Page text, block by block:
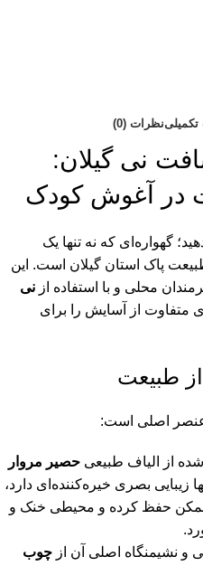
نظرات (0)
نی گیلان:
در آغوش کودک
گهواره‌ای که نه تنها یک
پاک استان گیلان است. این
محلی و با استفاده از نی
متفاوت از آسایش را برای
طبیعت
عنصر اصلی است:
شده از الیاف طبیعی حصیر مروار
زیبایی بصری خیره‌کننده‌ای دارد،
ممکن حفظ کرده و محیطی خنک و
و نشیمنگاه اصلی آن از چوب